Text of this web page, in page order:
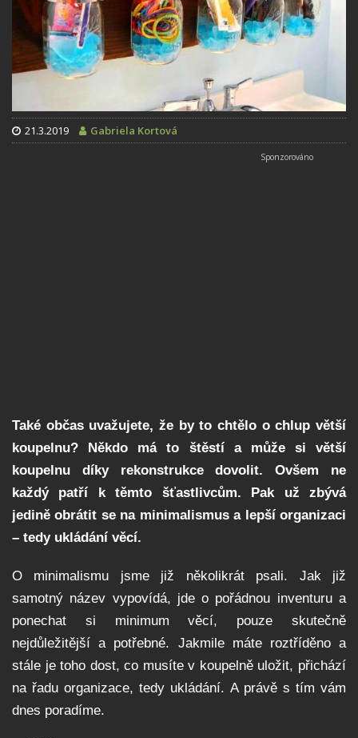
21.3.2019 Gabriela Kortová
Také občas uvažujete, že by to chtělo o chlup větší
koupelnu? Někdo má to štěstí a může si větší
koupelnu díky rekonstrukce dovolit. Ovšem ne
každý patří k těmto šťastlivcům. Pak už zbývá
jedině obrátit se na minimalismus a lepší organizaci
– tedy ukládání věcí.
O minimalismu jsme již několikrát psali. Jak již
samotný název vypovídá, jde o pořádnou inventuru a
ponechat si minimum věcí, pouze skutečně
nejdůležitější a potřebné. Jakmile máte roztříděno a
stále je toho dost, co musíte v koupelně uložit, přichází
na řadu organizace, tedy ukládání. A právě s tím vám
dnes poradíme.